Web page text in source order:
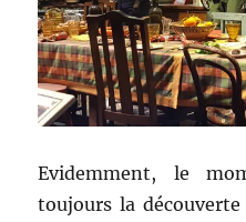
Evidemment, le
toujours la découverte